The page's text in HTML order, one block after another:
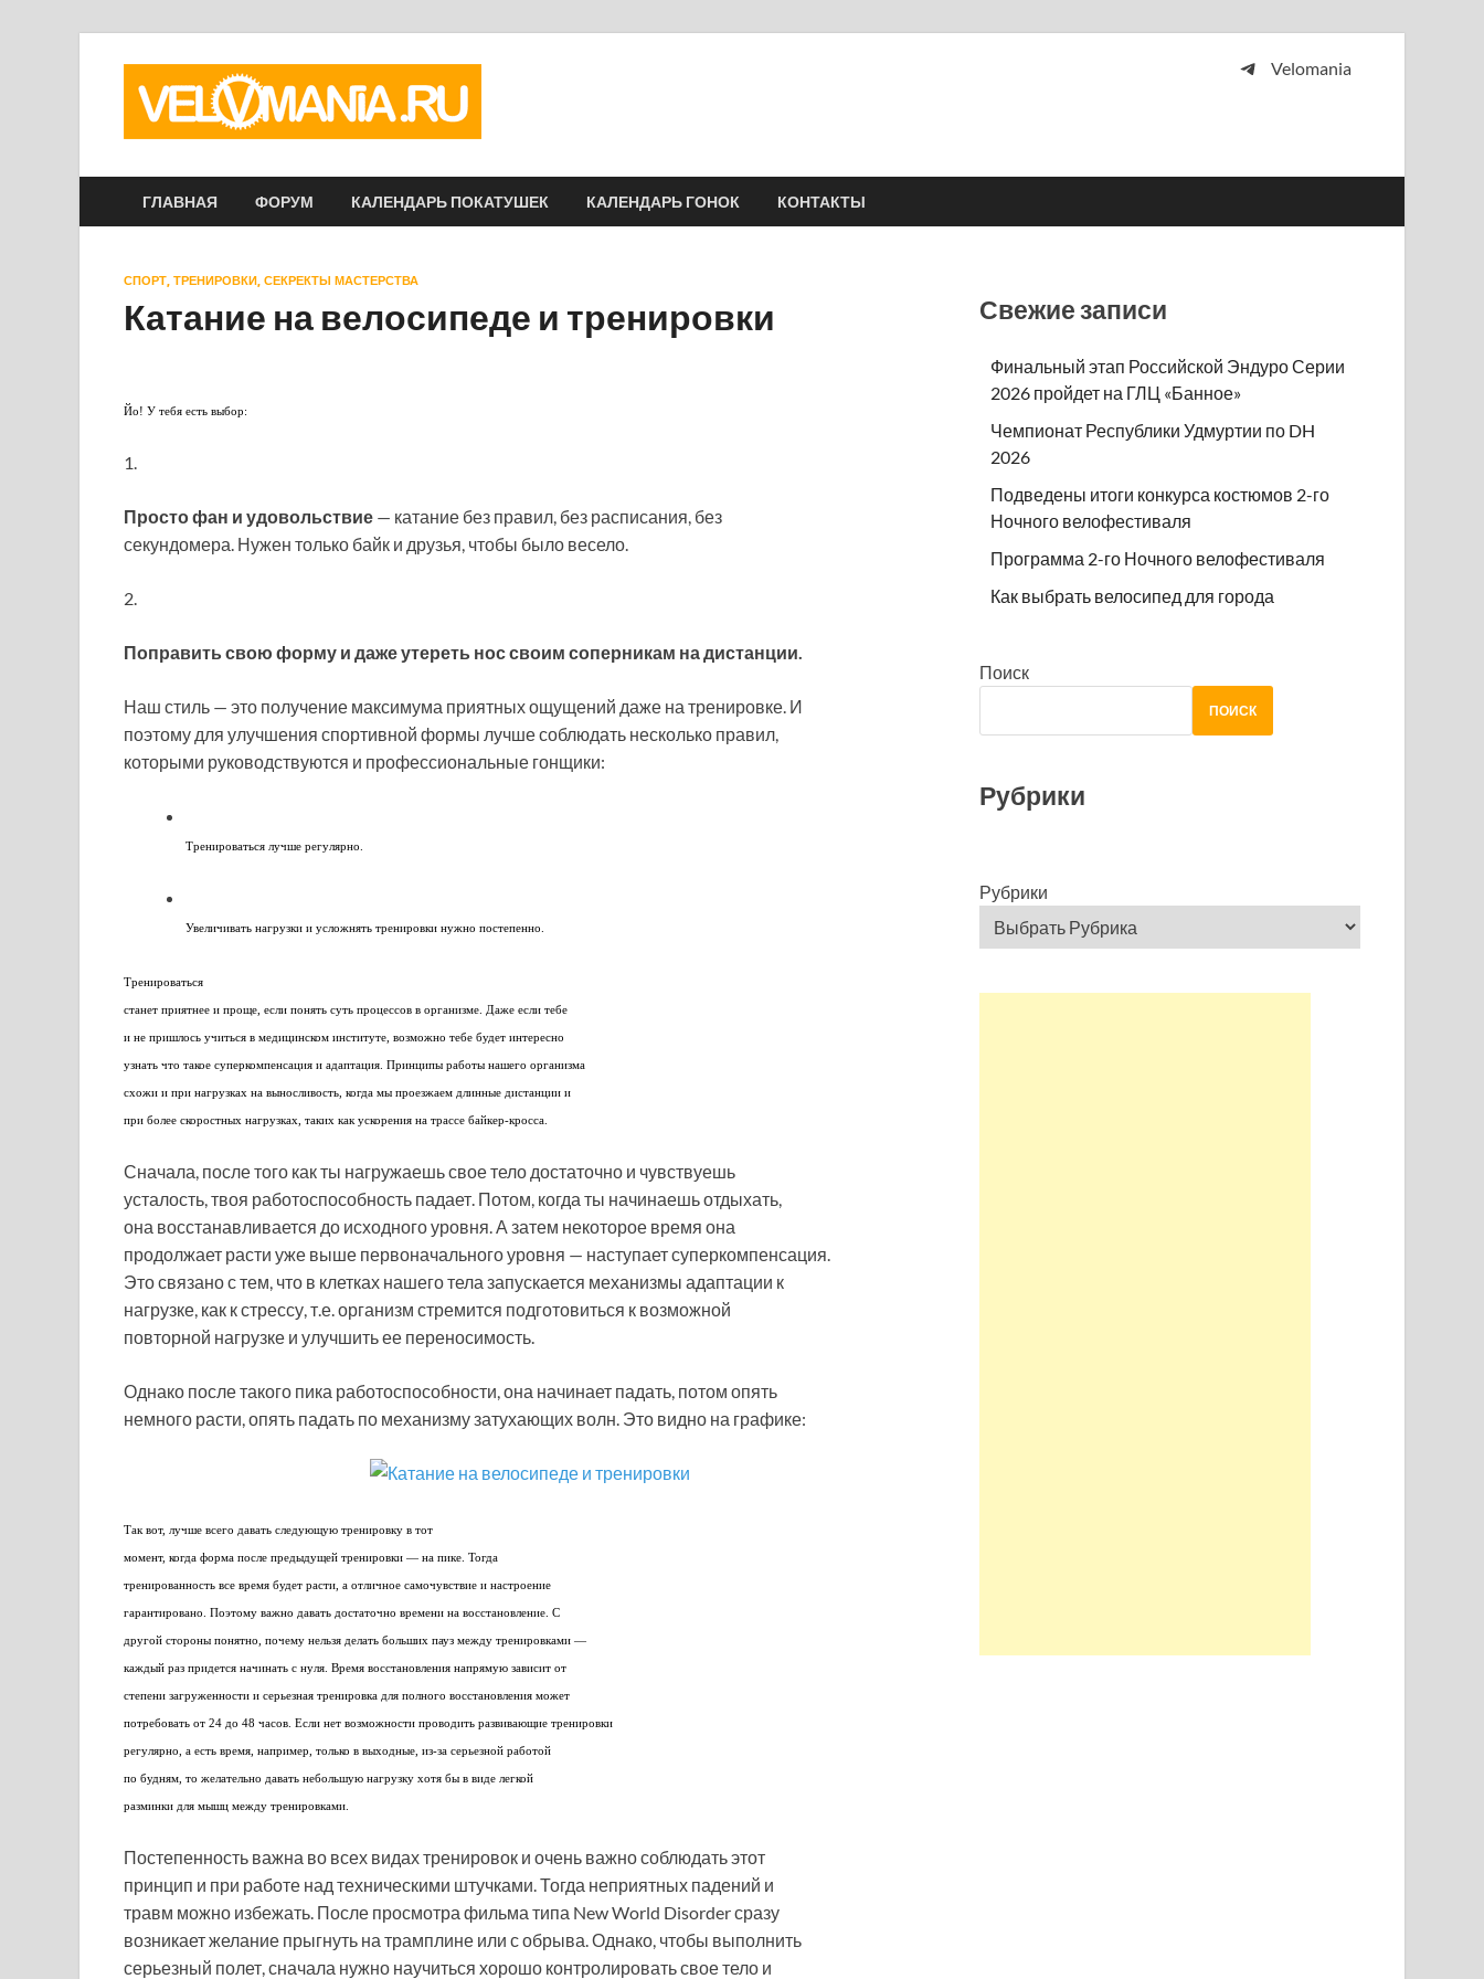
Velomania
ГЛАВНАЯ ФОРУМ КАЛЕНДАРЬ ПОКАТУШЕК КАЛЕНДАРЬ ГОНОК КОНТАКТЫ
СПОРТ, ТРЕНИРОВКИ, СЕКРЕКТЫ МАСТЕРСТВА
Катание на велосипеде и тренировки
Йо! У тебя есть выбор:
1.
Просто фан и удовольствие — катание без правил, без расписания, без
секундомера. Нужен только байк и друзья, чтобы было весело.
2.
Поправить свою форму и даже утереть нос своим соперникам на дистанции.
Наш стиль — это получение максимума приятных ощущений даже на тренировке. И
поэтому для улучшения спортивной формы лучше соблюдать несколько правил,
которыми руководствуются и профессиональные гонщики:
Тренироваться лучше регулярно.
Увеличивать нагрузки и усложнять тренировки нужно постепенно.
Тренироваться
станет приятнее и проще, если понять суть процессов в организме. Даже если тебе
и не пришлось учиться в медицинском институте, возможно тебе будет интересно
узнать что такое суперкомпенсация и адаптация. Принципы работы нашего организма
схожи и при нагрузках на выносливость, когда мы проезжаем длинные дистанции и
при более скоростных нагрузках, таких как ускорения на трассе байкер-кросса.
Сначала, после того как ты нагружаешь свое тело достаточно и чувствуешь
усталость, твоя работоспособность падает. Потом, когда ты начинаешь отдыхать,
она восстанавливается до исходного уровня. А затем некоторое время она
продолжает расти уже выше первоначального уровня — наступает суперкомпенсация.
Это связано с тем, что в клетках нашего тела запускается механизмы адаптации к
нагрузке, как к стрессу, т.е. организм стремится подготовиться к возможной
повторной нагрузке и улучшить ее переносимость.
Однако после такого пика работоспособности, она начинает падать, потом опять
немного расти, опять падать по механизму затухающих волн. Это видно на графике:
Так вот, лучше всего давать следующую тренировку в тот
момент, когда форма после предыдущей тренировки — на пике. Тогда
тренированность все время будет расти, а отличное самочувствие и настроение
гарантировано. Поэтому важно давать достаточно времени на восстановление. С
другой стороны понятно, почему нельзя делать больших пауз между тренировками —
каждый раз придется начинать с нуля. Время восстановления напрямую зависит от
степени загруженности и серьезная тренировка для полного восстановления может
потребовать от 24 до 48 часов. Если нет возможности проводить развивающие тренировки
регулярно, а есть время, например, только в выходные, из-за серьезной работой
по будням, то желательно давать небольшую нагрузку хотя бы в виде легкой
разминки для мышц между тренировками.
Постепенность важна во всех видах тренировок и очень важно соблюдать этот
принцип и при работе над техническими штучками. Тогда неприятных падений и
травм можно избежать. После просмотра фильма типа New World Disorder сразу
возникает желание прыгнуть на трамплине или с обрыва. Однако, чтобы выполнить
серьезный полет, сначала нужно научиться хорошо контролировать свое тело и
Свежие записи
Финальный этап Российской Эндуро Серии
2026 пройдет на ГЛЦ «Банное»
Чемпионат Республики Удмуртии по DH
2026
Подведены итоги конкурса костюмов 2-го
Ночного велофестиваля
Программа 2-го Ночного велофестиваля
Как выбрать велосипед для города
Поиск
ПОИСК
Рубрики
Рубрики